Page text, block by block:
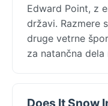
Edward Point, z
državi. Razmere
druge vetrne
za natančna dela
Does It Snow